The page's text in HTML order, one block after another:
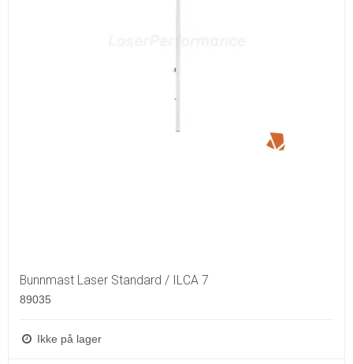
Bunnmast Laser Standard / ILCA 7
89035
Ikke på lager